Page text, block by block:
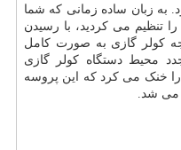
به زبان ساده زمانی که شما
۶۰۲ مثلا دمای ۲۵ درجه را تنظیم می کردید، با رسیدن
به دمای مطلوب ۲۵ درجه کولر گازی به صورت کامل
محیط دستگاه کولر گازی
خنک می کرد که این پروسه
می شد.